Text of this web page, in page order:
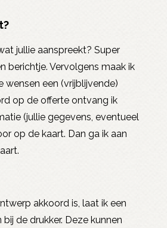
jullie aanspreekt? Super
berichtje. Vervolgens maak ik
wensen een (vrijblijvende)
op de offerte ontvang ik
(jullie gegevens, eventueel
op de kaart. Dan ga ik aan
akkoord is, laat ik een
de drukker. Deze kunnen